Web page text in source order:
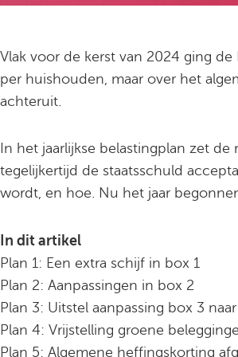
Vlak voor de kerst van 2024 ging
per huishouden, maar over het
achteruit.
In het jaarlijkse belastingplan zet
tegelijkertijd de staatsschuld
wordt, en hoe. Nu het jaar
In dit artikel
Plan 1: Een extra schijf in box 1
Plan 2: Aanpassingen in box 2
Plan 3: Uitstel aanpassing box 3
Plan 4: Vrijstelling groene
Plan 5: Algemene heffingskorting